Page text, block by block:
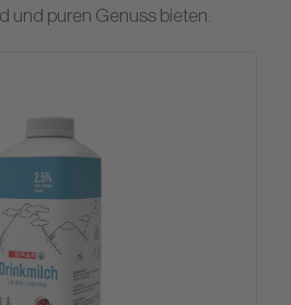
und puren Genuss bieten.